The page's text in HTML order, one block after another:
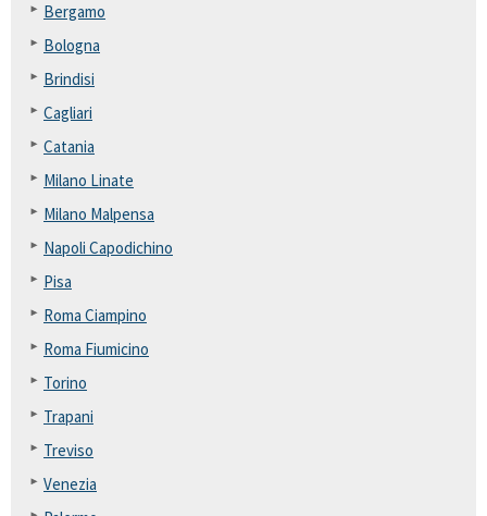
Bergamo
Bologna
Brindisi
Cagliari
Catania
Milano Linate
Milano Malpensa
Napoli Capodichino
Pisa
Roma Ciampino
Roma Fiumicino
Torino
Trapani
Treviso
Venezia